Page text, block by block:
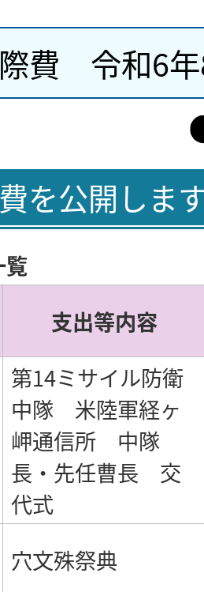
費 令和6
を公開しま
覧
支出等内容
第14ミサイル防衛
中隊 米陸軍経ヶ
岬通信所 中隊
長・先任曹長 交
代式
穴文殊祭典